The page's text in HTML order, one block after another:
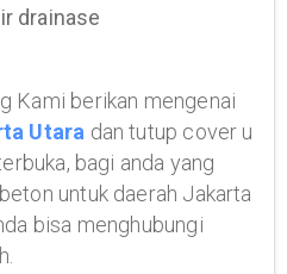
drainase
Kami berikan mengenai
Utara dan tutup cover u
bagi anda yang
untuk daerah Jakarta
bisa menghubungi